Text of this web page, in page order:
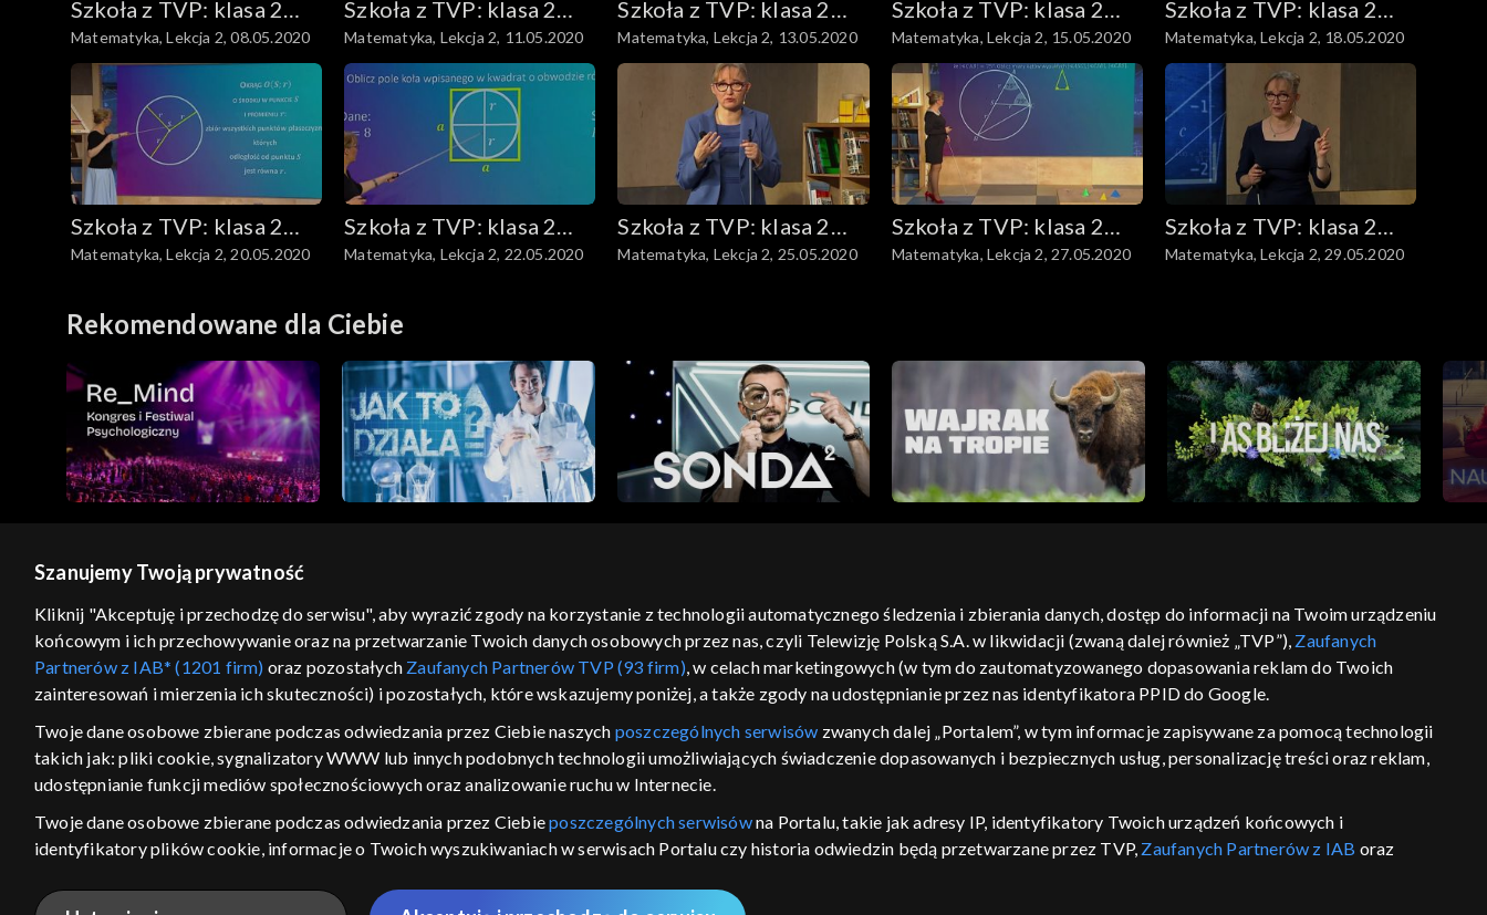
Szkoła z TVP: klasa 2
ponadpodstawowa
Matematyka, Lekcja 2, 08.05.2020
Szkoła z TVP: klasa 2
ponadpodstawowa
Matematyka, Lekcja 2, 11.05.2020
Szkoła z TVP: klasa 2
ponadpodstawowa
Matematyka, Lekcja 2, 13.05.2020
Szkoła z TVP: klasa 2
ponadpodstawowa
Matematyka, Lekcja 2, 15.05.2020
Szkoła z TVP: klasa 2
ponadpodstawowa
Matematyka, Lekcja 2, 18.05.2020
Szkoła z TVP: klasa 2
ponadpodstawowa
Matematyka, Lekcja 2, 20.05.2020
Szkoła z TVP: klasa 2
ponadpodstawowa
Matematyka, Lekcja 2, 22.05.2020
Szkoła z TVP: klasa 2
ponadpodstawowa
Matematyka, Lekcja 2, 25.05.2020
Szkoła z TVP: klasa 2
ponadpodstawowa
Matematyka, Lekcja 2, 27.05.2020
Szkoła z TVP: klasa 2
ponadpodstawowa
Matematyka, Lekcja 2, 29.05.2020
Rekomendowane dla Ciebie
GEOLOKALIZACJA
ŁĄCZYSZ SIĘ SPOZA POLSKI
Kraj, z którego się łączysz, to Stany Zjednoczone ,
w związku z czym część tytułów na platformie TVP
materiały możesz obejrzeć.
regulamin serwisu cennik polityka prywatności moje zgody pomoc kontakt voucher dostępność informacje o dostawcy usług
Szanujemy Twoją prywatność
Kliknij "Akceptuję i przechodzę do serwisu", aby wyrazić zgody na korzystanie z technologii automatycznego śledzenia i zbierania danych, dostęp do informacji na Twoim urządzeniu
końcowym i ich przechowywanie oraz na przetwarzanie Twoich danych osobowych przez nas, czyli Telewizję Polską S.A. w likwidacji (zwaną dalej również „TVP”), Zaufanych
Partnerów z IAB* (1201 firm) oraz pozostałych Zaufanych Partnerów TVP (93 firm), w celach marketingowych (w tym do zautomatyzowanego dopasowania reklam do Twoich
zainteresowań i mierzenia ich skuteczności) i pozostałych, które wskazujemy poniżej, a także zgody na udostępnianie przez nas identyfikatora PPID do Google.
Twoje dane osobowe zbierane podczas odwiedzania przez Ciebie naszych poszczególnych serwisów zwanych dalej „Portalem”, w tym informacje zapisywane za pomocą technologii
takich jak: pliki cookie, sygnalizatory WWW lub innych podobnych technologii umożliwiających świadczenie dopasowanych i bezpiecznych usług, personalizację treści oraz reklam,
udostępnianie funkcji mediów społecznościowych oraz analizowanie ruchu w Internecie.
Twoje dane osobowe zbierane podczas odwiedzania przez Ciebieposzczególnych serwisówna Portalu, takie jak adresy IP, identyfikatory Twoich urządzeń końcowych i
identyfikatory plików cookie, informacje o Twoich wyszukiwaniach w serwisach Portalu czy historia odwiedzin będą przetwarzane przez TVP, Zaufanych Partnerów z IAB oraz
wyboru spersonalizowanych reklam, tworzenia profilu spersonalizowanych reklam, tworzenia profilu spersonalizowanych treści, wyboru spersonalizowanych treści, pomiaru